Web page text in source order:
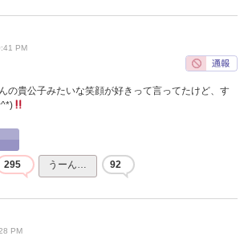
PM
の貴公子みたいな笑顔が好きって言ってたけど、す
295 うーん… 92
PM